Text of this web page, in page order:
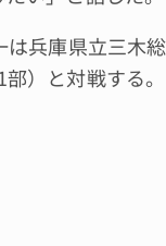
兵庫県立三木
）と対戦する。